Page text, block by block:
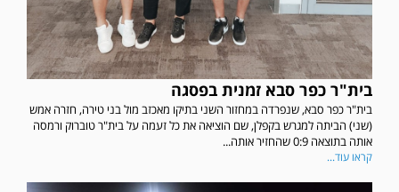
בית"ר כפר סבא זמנית בפסגה
בית"ר כפר סבא, שנפרדה במחזור השני בתיקו מאכזב מול בני טירה, חזרה אמש
(שני) הביתה למגרש בקפלן, שם הוציאה את כל זעמה על בית"ר טוברוק ורמסה
אותה בתוצאה 0:9 שהחזיר אותה...
קראו עוד...